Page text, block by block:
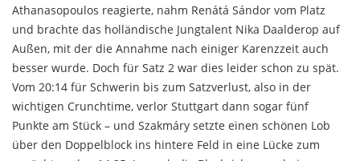
Athanasopoulos reagierte, nahm Renátá Sándor vom Platz
und brachte das holländische Jungtalent Nika Daalderop auf
Außen, mit der die Annahme nach einiger Karenzzeit auch
besser wurde. Doch für Satz 2 war dies leider schon zu spät.
Vom 20:14 für Schwerin bis zum Satzverlust, also in der
wichtigen Crunchtime, verlor Stuttgart dann sogar fünf
Punkte am Stück – und Szakmáry setzte einen schönen Lob
über den Doppelblock ins hintere Feld in eine Lücke zum